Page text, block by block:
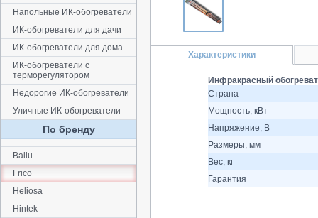
Характеристики
Инфракрасный
Страна
Мощность, кВт
Напряжение, В
Размеры, мм
Вес, кг
Гарантия
Напольные ИК-обогреватели
ИК-обогреватели для дачи
ИК-обогреватели для дома
ИК-обогреватели с
терморегулятором
Недорогие ИК-обогреватели
Уличные ИК-обогреватели
По бренду
Ballu
Frico
Heliosa
Hintek